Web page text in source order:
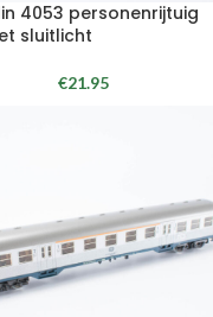
4053 personenrijtuig
sluitlicht
€21.95